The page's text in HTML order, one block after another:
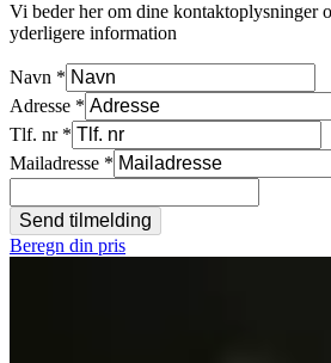
Vi beder her om dine kontaktoplysninger
yderligere information
Navn *
Adresse *
Tlf. nr *
Mailadresse *
Send tilmelding
Beregn din pris